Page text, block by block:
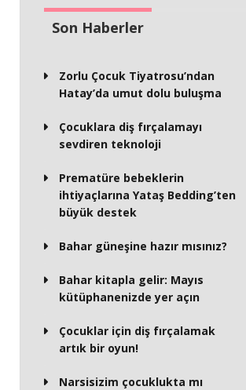
Son Haberler
Zorlu Çocuk Tiyatrosu’ndan
Hatay’da umut dolu buluşma
Çocuklara diş fırçalamayı
sevdiren teknoloji
Prematüre bebeklerin
ihtiyaçlarına Yataş Bedding’ten
büyük destek
Bahar güneşine hazır mısınız?
Bahar kitapla gelir: Mayıs
kütüphanenizde yer açın
Çocuklar için diş fırçalamak
artık bir oyun!
Narsisizim çocuklukta mı